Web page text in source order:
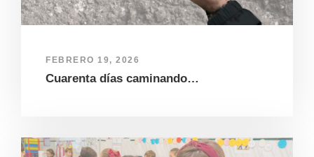
FEBRERO 19, 2026
Cuarenta días caminando…